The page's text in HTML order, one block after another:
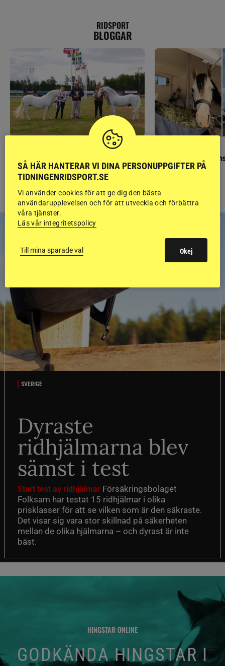
RIDSPORT
BLOGGAR
Finaldag med jubileumsutställning Så gick det på
SVERIGE
Dyraste
ridhjälmarna blev
sämst i test
Stort test av ridhjälmar Försäkringsbolaget
Folksam har testat 15 ridhjälmar i olika
prisklasser för att se vilken som är den säkraste.
Det visar sig vara stor skillnad på säkerheten
mellan de olika hjälmarna – och dyrast är inte
bäst.
HINGSTAR ONLINE
GODKÄNDA HINGSTAR I
SÅ HÄR HANTERAR VI DINA PERSONUPPGIFTER PÅ
TIDNINGENRIDSPORT.SE
Vi använder cookies för att ge dig den bästa
användarupplevelsen och för att utveckla och förbättra
våra tjänster.
Läs vår integritetspolicy
Till mina sparade val Okej